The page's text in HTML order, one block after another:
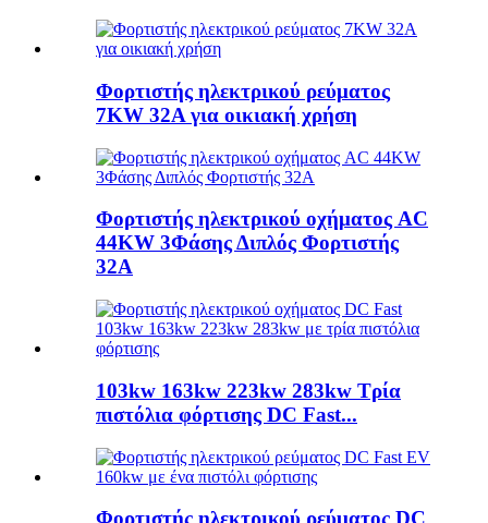
Φορτιστής ηλεκτρικού ρεύματος
7KW 32A για οικιακή χρήση
Φορτιστής ηλεκτρικού οχήματος AC
44KW 3Φάσης Διπλός Φορτιστής
32A
103kw 163kw 223kw 283kw Τρία
πιστόλια φόρτισης DC Fast...
Φορτιστής ηλεκτρικού ρεύματος DC